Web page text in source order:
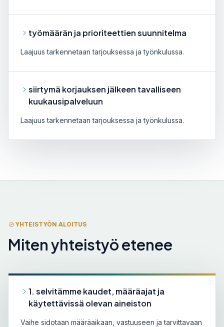
työmäärän ja prioriteettien suunnitelma
Laajuus tarkennetaan tarjouksessa ja työnkulussa.
siirtymä korjauksen jälkeen tavalliseen
kuukausipalveluun
Laajuus tarkennetaan tarjouksessa ja työnkulussa.
YHTEISTYÖN ALOITUS
Miten yhteistyö etenee
1. selvitämme kaudet, määräajat ja
käytettävissä olevan aineiston
Vaihe sidotaan määräaikaan, vastuuseen ja tarvittavaan